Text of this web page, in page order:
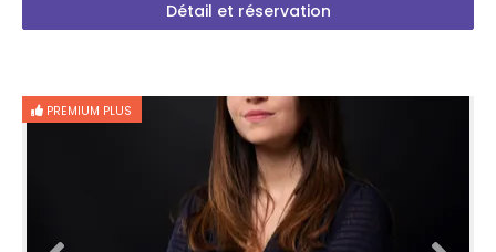
Détail et réservation
PREMIUM PLUS